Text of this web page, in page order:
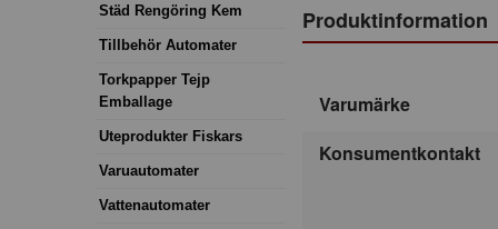
Städ Rengöring Kem
Tillbehör Automater
Torkpapper Tejp
Emballage
Uteprodukter Fiskars
Varuautomater
Vattenautomater
Produktinformation
Varumärke
Konsumentkontakt